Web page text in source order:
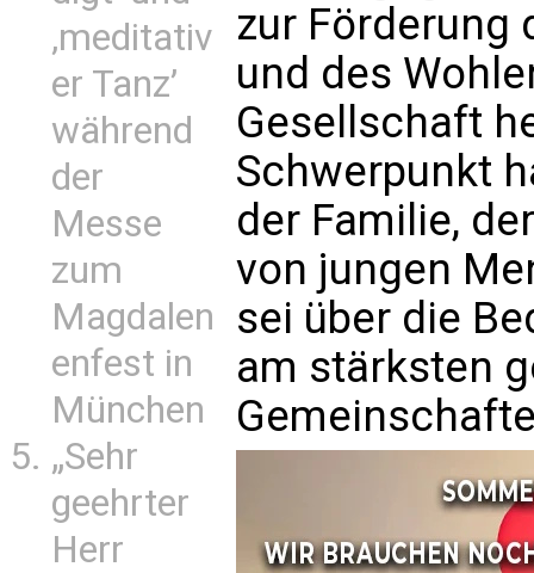
‚meditativ
er Tanz’
während
der
Messe
zum
Magdalen
enfest in
München
„Sehr
geehrter
Herr
zur Förderung
und des
Gesellschaft
Schwerpunkt
der Familie,
von jungen
sei über die
am stärksten